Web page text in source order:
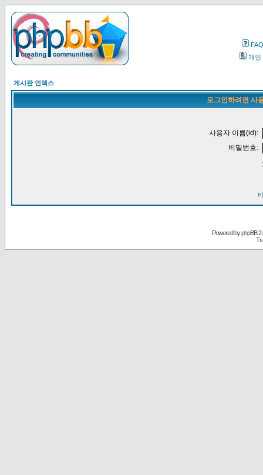
FAQ
개인
게시판 인덱스
로그인하려면 사
사용자 이름(id):
비밀번호:
Powered byphpBB